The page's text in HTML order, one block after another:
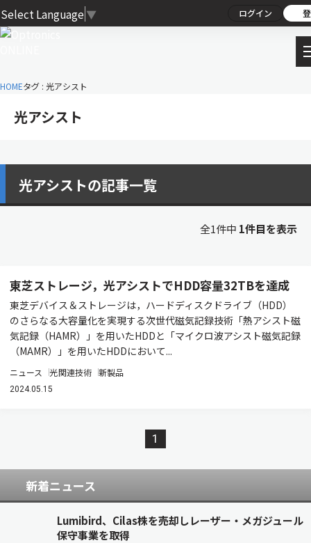
Select Language ▼ ログイン
HOMEタグ : 光アシスト
光アシスト
光アシストの記事一覧
全1件中 1件目を表示
東芝ストレージ，光アシストでHDD容量32TBを達成
東芝デバイス＆ストレージは，ハードディスクドライブ（HDD）
のさらなる大容量化を実現する次世代磁気記録技術「熱アシスト磁
気記録（HAMR）」を用いたHDDと「マイクロ波アシスト磁気記録
（MAMR）」を用いたHDDにおいて...
ニュース 光関連技術 新製品
2024.05.15
1
新着ニュース
Lumibird、Cilas株を売却しレーザー・メガジュール
保守事業を取得